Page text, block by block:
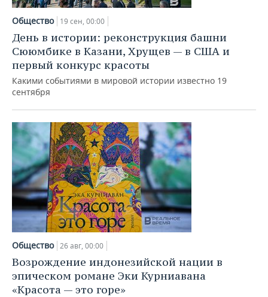
Общество 19 сен, 00:00
День в истории: реконструкция башни
Сююмбике в Казани, Хрущев — в США и
первый конкурс красоты
Какими событиями в мировой истории известно 19
сентября
Общество 26 авг, 00:00
Возрождение индонезийской нации в
эпическом романе Эки Курниавана
«Красота — это горе»